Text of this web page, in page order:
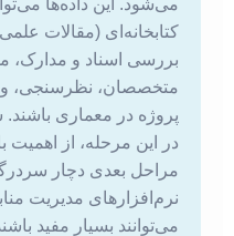
کتابخانه‌ای (مقالات
بررسی اسناد و مدارک،
متخصصان، نظرسنجی، و
پروژه در معماری
در این مرحله، از اهمیت
مراحل بعدی دچار
نرم‌افزارهای مدیریت
می‌توانند بسیار مفید